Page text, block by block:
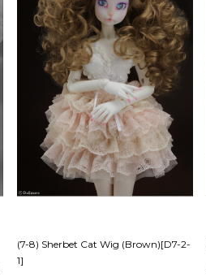
(7-8) Sherbet Cat Wig (Brown)[D7-2-
1]